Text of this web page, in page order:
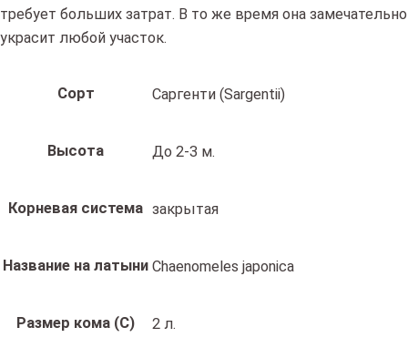
требует больших затрат. В то же время она замечательно
украсит любой участок.
Сорт Саргенти (Sargentii)
Высота До 2-3 м.
Корневая система закрытая
Название на латыни Chaenomeles japonica
Размер кома (C) 2 л.